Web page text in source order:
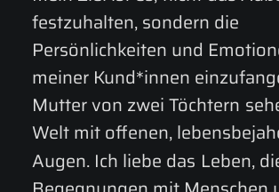
festzuhalten,sondern die
Persönlichkeiten und
meiner Kund*innen
Muttervon zwei Töchtern
Weltmitoffenen,
Augen. Ich liebe das Leben,